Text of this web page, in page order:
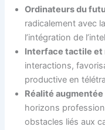
Ordinateurs du
radicalement avec
l’intégration de
Interface tactile
interactions,
productive en
Réalité
horizons
obstacles liés aux